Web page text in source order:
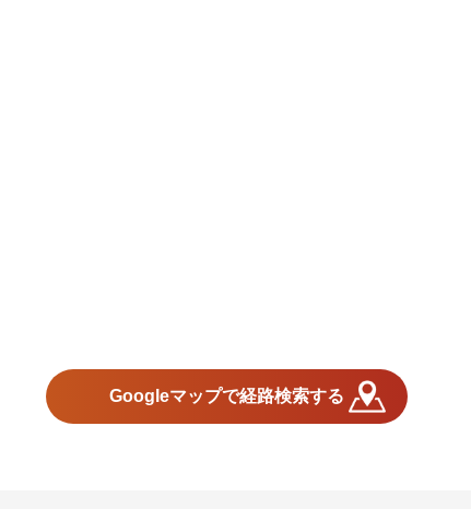
Googleマップで経路検索する